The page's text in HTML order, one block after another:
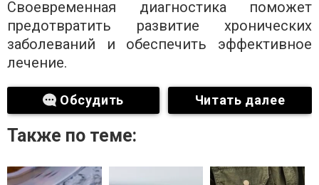
Своевременная диагностика поможет
предотвратить развитие хронических
заболеваний и обеспечить эффективное
лечение.
Обсудить Читать далее
Также по теме: